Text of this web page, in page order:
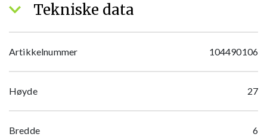
Tekniske data
Artikkelnummer 104490106
Høyde 27
Bredde 6